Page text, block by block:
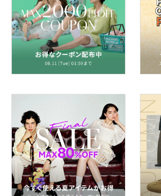
財布・ポーチ・ケース
帽子
ヘアアクセサリー
マタニティウェア・ベビ
スーツ・フォーマル
水着・スイムグッズ
着物・浴衣・和装小物
スキンケア